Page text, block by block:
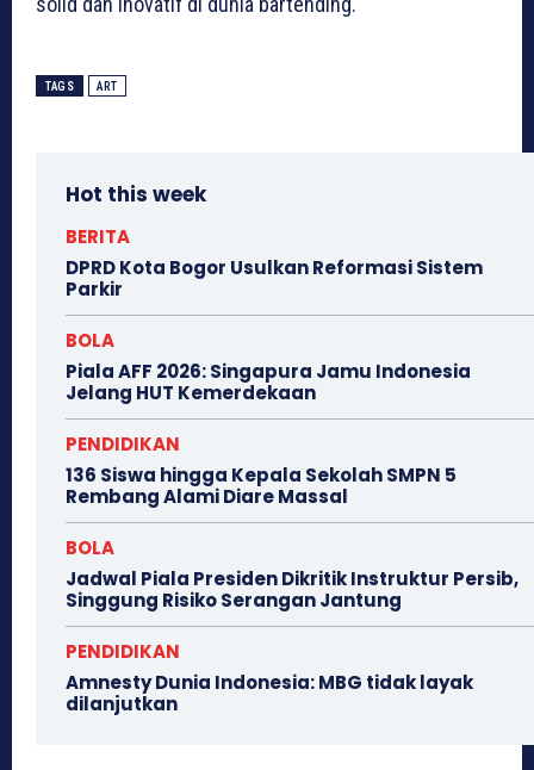
TAGS ART
Hot this week
BERITA
DPRD Kota Bogor Usulkan Reformasi Sistem
Parkir
BOLA
Piala AFF 2026: Singapura Jamu Indonesia
Jelang HUT Kemerdekaan
PENDIDIKAN
136 Siswa hingga Kepala Sekolah SMPN 5
Rembang Alami Diare Massal
BOLA
Jadwal Piala Presiden Dikritik Instruktur Persib,
Singgung Risiko Serangan Jantung
PENDIDIKAN
Amnesty Dunia Indonesia: MBG tidak layak
dilanjutkan